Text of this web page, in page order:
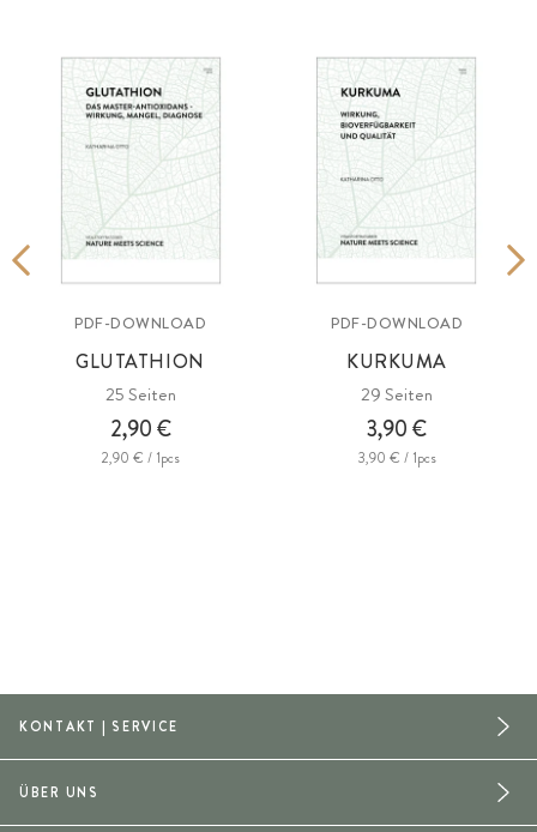
PDF-DOWNLOAD
GLUTATHION
25 Seiten
2,90 €
2,90 € / 1pcs
PDF-DOWNLOAD
KURKUMA
29 Seiten
3,90 €
3,90 € / 1pcs
KONTAKT | SERVICE
ÜBER UNS